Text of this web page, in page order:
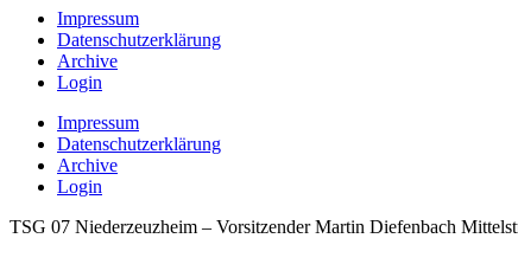
Impressum
Datenschutzerklärung
Archive
Login
Impressum
Datenschutzerklärung
Archive
Login
TSG 07 Niederzeuzheim – Vorsitzender Martin Diefenbach